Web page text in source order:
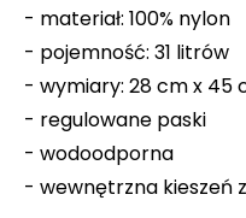
- materiał: 100% nylon
- pojemność: 31 litrów
- wymiary: 28 cm x 45
- regulowane paski
- wodoodporna
- wewnętrzna kieszeń